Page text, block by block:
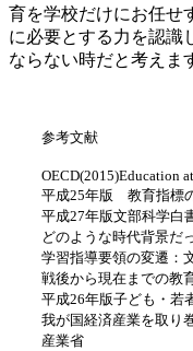
育を学校だけにお任せ
に必要とする力を認識
ならない時だと考えま
参考文献
OECD(2015)Education
平成25年版 教育指標
平成27年版文部科学白
どのような時代背景だ
学習指導要領の変遷：
戦後から現在までの教
平成26年版子ども・若
我が国経済産業を取り
産業省